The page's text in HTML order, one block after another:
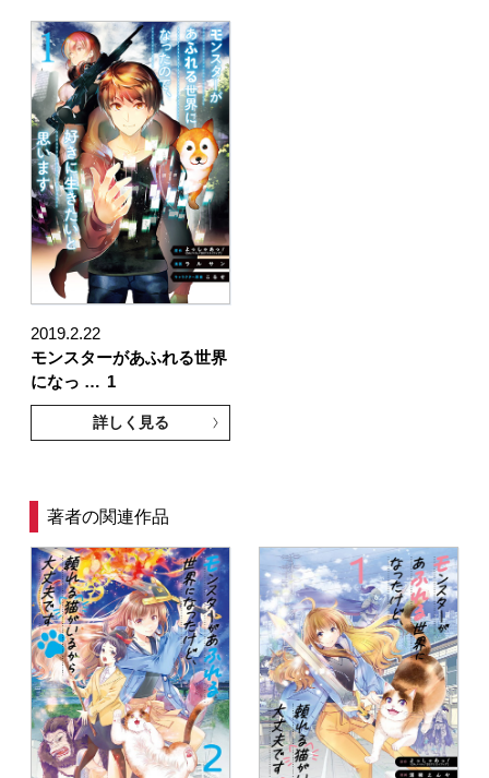
2019.2.22
モンスターがあふれる世界
になっ … 1
詳しく見る
著者の関連作品